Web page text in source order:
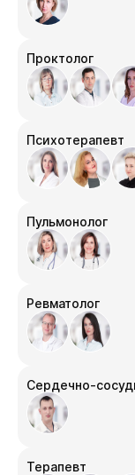
Проктолог
Психотерапевт
Пульмонолог
Ревматолог
Сердечно-
Терапевт